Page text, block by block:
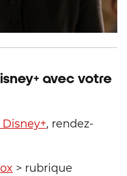
avec votre
, rendez-
> rubrique